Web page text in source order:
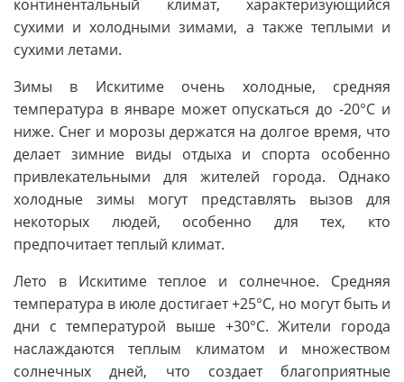
континентальный климат, характеризующийся
сухими и холодными зимами, а также теплыми и
сухими летами.
Зимы в Искитиме очень холодные, средняя
температура в январе может опускаться до -20°C и
ниже. Снег и морозы держатся на долгое время, что
делает зимние виды отдыха и спорта особенно
привлекательными для жителей города. Однако
холодные зимы могут представлять вызов для
некоторых людей, особенно для тех, кто
предпочитает теплый климат.
Лето в Искитиме теплое и солнечное. Средняя
температура в июле достигает +25°C, но могут быть и
дни с температурой выше +30°C. Жители города
наслаждаются теплым климатом и множеством
солнечных дней, что создает благоприятные